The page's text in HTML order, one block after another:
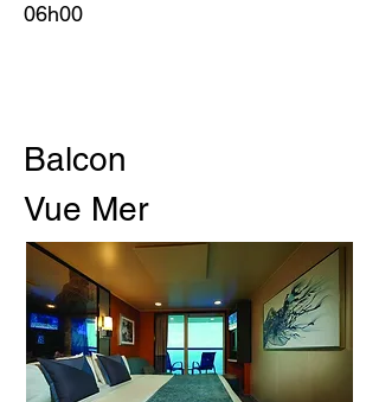
06h00
Balcon
Vue Mer